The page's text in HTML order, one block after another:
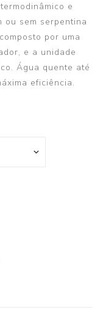
e
ou sem serpentina
por uma
e a unidade
Água quente até
eficiência.